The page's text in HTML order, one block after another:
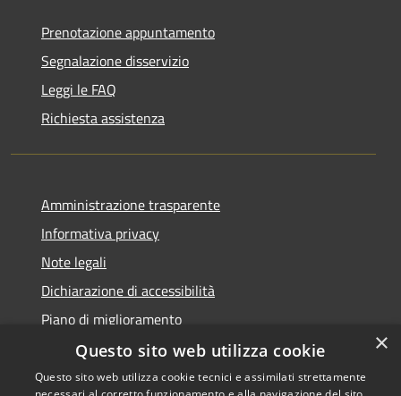
Prenotazione appuntamento
Segnalazione disservizio
Leggi le FAQ
Richiesta assistenza
Amministrazione trasparente
Informativa privacy
Note legali
Dichiarazione di accessibilità
Piano di miglioramento
×
Questo sito web utilizza cookie
Questo sito web utilizza cookie tecnici e assimilati strettamente